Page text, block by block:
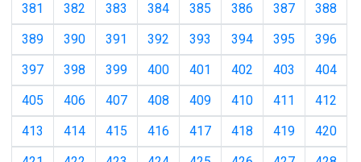
381
382 383 384 385 386 387
388
389
390 391 392 393 394 395
396
397
398 399 400 401 402 403
404
405
406 407 408 409 410 411
412
413
414 415 416 417 418 419
420